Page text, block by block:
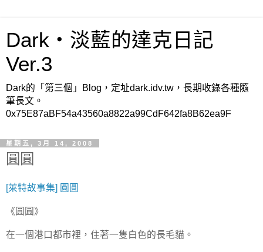
Dark‧淡藍的達克日記
Ver.3
Dark的「第三個」Blog，定址dark.idv.tw，長期收錄各種隨
筆長文。
0x75E87aBF54a43560a8822a99CdF642fa8B62ea9F
星期五, 3月 14, 2008
圓圓
[萊特故事集] 圓圓
《圓圓》
在一個港口都市裡，住著一隻白色的長毛貓。